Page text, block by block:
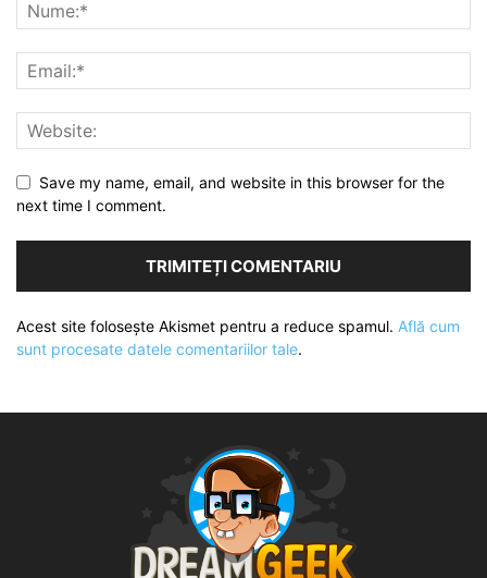
Save my name, email, and website in this browser for the
next time I comment.
Acest site folosește Akismet pentru a reduce spamul. Află cum
sunt procesate datele comentariilor tale.